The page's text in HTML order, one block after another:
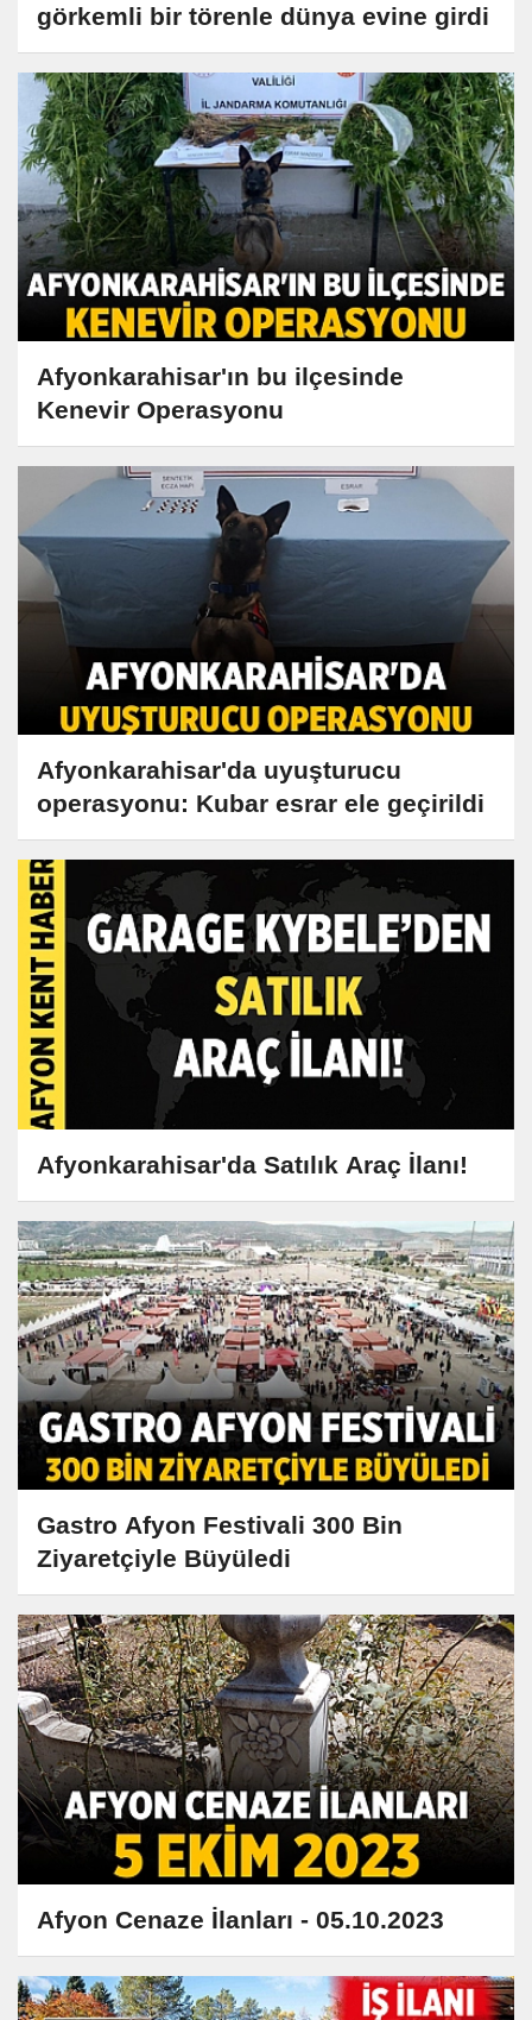
görkemli bir törenle dünya evine girdi
Afyonkarahisar'ın bu ilçesinde
Kenevir Operasyonu
Afyonkarahisar'da uyuşturucu
operasyonu: Kubar esrar ele geçirildi
Afyonkarahisar'da Satılık Araç İlanı!
Gastro Afyon Festivali 300 Bin
Ziyaretçiyle Büyüledi
Afyon Cenaze İlanları - 05.10.2023